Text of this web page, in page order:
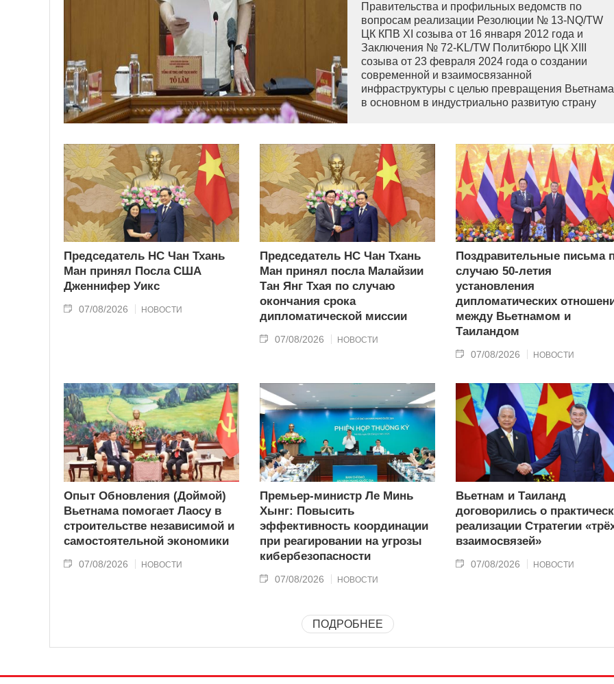
Правительства и профильных ведомств по
вопросам реализации Резолюции № 13-NQ/TW
ЦК КПВ XI созыва от 16 января 2012 года и
Заключения № 72-KL/TW Политбюро ЦК XIII
созыва от 23 февраля 2024 года о создании
современной и взаимосвязанной
инфраструктуры с целью превращения Вьетнама
в основном в индустриально развитую страну
Председатель НС Чан Тхань
Ман принял Посла США
Дженнифер Уикс
07/08/2026 НОВОСТИ
Председатель НС Чан Тхань
Ман принял посла Малайзии
Тан Янг Тхая по случаю
окончания срока
дипломатической миссии
07/08/2026 НОВОСТИ
Поздравительные письма
случаю 50-летия
установления
дипломатических
между Вьетнамом и
Таиландом
07/08/2026 НОВОСТИ
Опыт Обновления (Доймой)
Вьетнама помогает Лаосу в
строительстве независимой и
самостоятельной экономики
07/08/2026 НОВОСТИ
Премьер-министр Ле Минь
Хынг: Повысить
эффективность координации
при реагировании на угрозы
кибербезопасности
07/08/2026 НОВОСТИ
Вьетнам и Таиланд
договорились о
реализации Стратегии
взаимосвязей»
07/08/2026 НОВОСТИ
ПОДРОБНЕЕ